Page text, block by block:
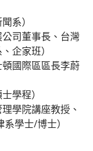
系）
司董事長、台灣
企家班）
國際區區長李蔚
學程）
學院講座教授、
學士/博士）